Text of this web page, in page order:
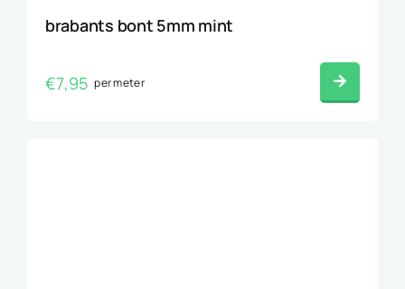
brabants bont 5mm mint
€7,95 per meter